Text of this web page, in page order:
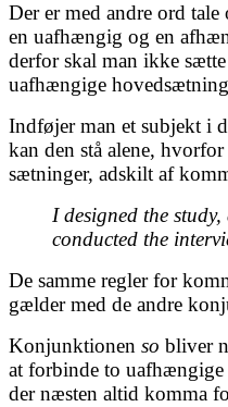
Der er med andre ord
en uafhængig og en
derfor skal man ikke
uafhængige
Indføjer man et subjekt i
kan den stå alene,
sætninger, adskilt af
I designed the
conducted the
De samme regler for
gælder med de andre
Konjunktionen so bliver
at forbinde to
der næsten altid komma